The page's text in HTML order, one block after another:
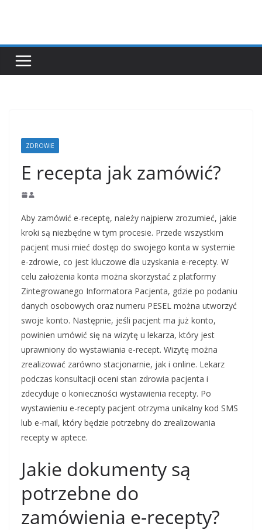
ZDROWIE
E recepta jak zamówić?
Aby zamówić e-receptę, należy najpierw zrozumieć, jakie
kroki są niezbędne w tym procesie. Przede wszystkim
pacjent musi mieć dostęp do swojego konta w systemie
e-zdrowie, co jest kluczowe dla uzyskania e-recepty. W
celu założenia konta można skorzystać z platformy
Zintegrowanego Informatora Pacjenta, gdzie po podaniu
danych osobowych oraz numeru PESEL można utworzyć
swoje konto. Następnie, jeśli pacjent ma już konto,
powinien umówić się na wizytę u lekarza, który jest
uprawniony do wystawiania e-recept. Wizytę można
zrealizować zarówno stacjonarnie, jak i online. Lekarz
podczas konsultacji oceni stan zdrowia pacjenta i
zdecyduje o konieczności wystawienia recepty. Po
wystawieniu e-recepty pacjent otrzyma unikalny kod SMS
lub e-mail, który będzie potrzebny do zrealizowania
recepty w aptece.
Jakie dokumenty są
potrzebne do
zamówienia e-recepty?